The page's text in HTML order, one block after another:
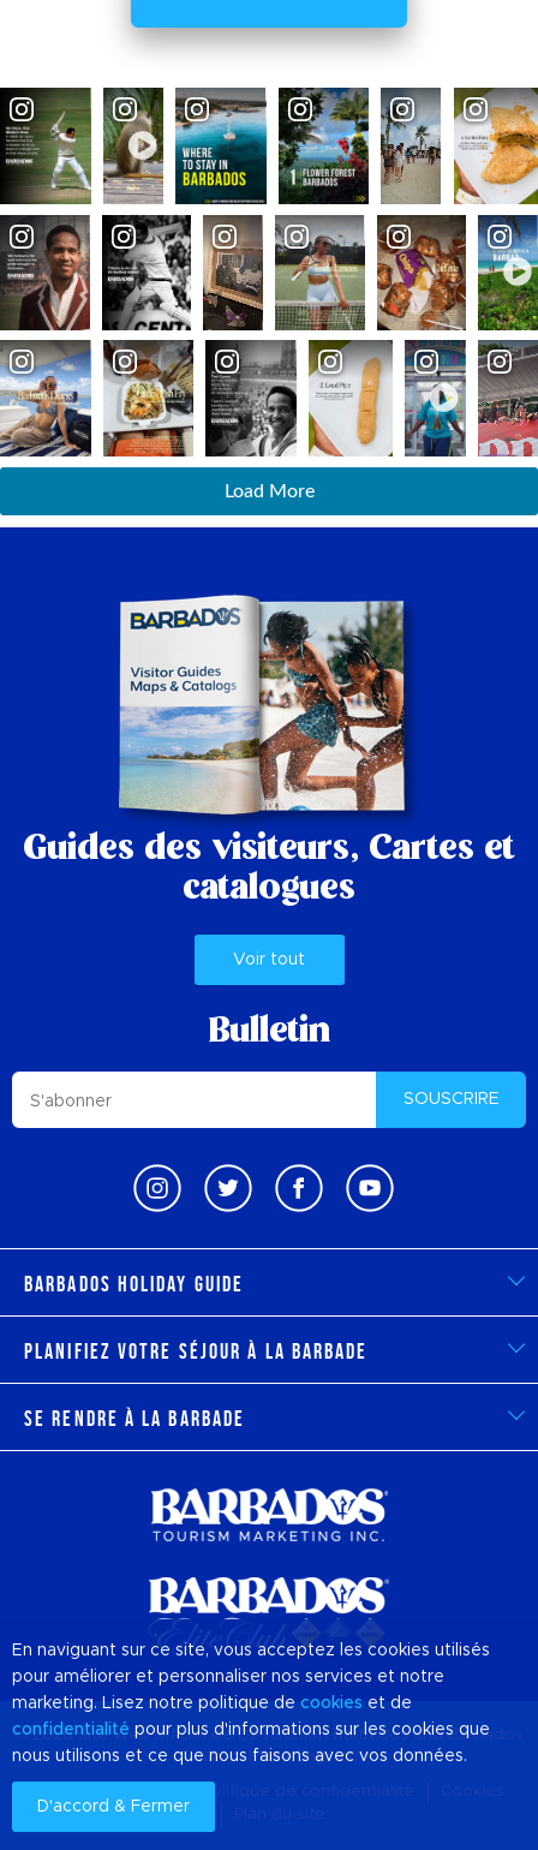
Load More
Guides des visiteurs, Cartes et
catalogues
Voir tout
Bulletin
SOUSCRIRE
Barbados Holiday Guide
Planifiez votre séjour à la Barbade
Se rendre à la Barbade
© 2026 Site Web officiel de Destination Barbadosand Barbados
Tourism Marketing, Inc
En naviguant sur ce site, vous acceptez les cookies utilisés
pour améliorer et personnaliser nos services et notre
marketing. Lisez notre politique de cookies et de
confidentialité pour plus d'informations sur les cookies que
nous utilisons et ce que nous faisons avec vos données.
D'accord & Fermer